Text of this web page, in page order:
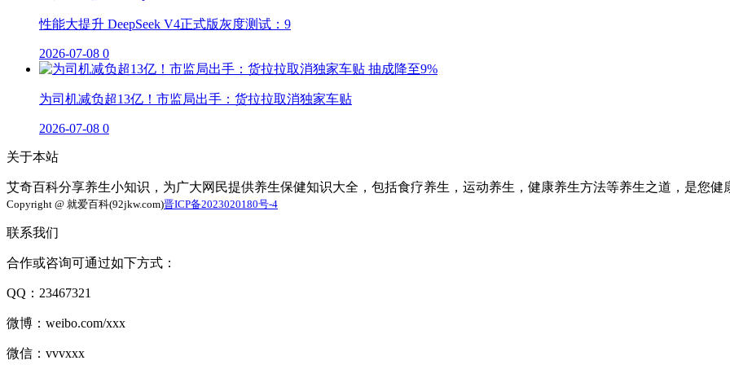
性能大提升 DeepSeek V4正式版灰度测试：9
2026-07-08 0
为司机减负超13亿！市监局出手：货拉拉取消独家车贴
2026-07-08 0
关于本站
艾奇百科分享养生小知识，为广大网民提供养生保健知识大全，包括食疗养生，运动养生，健康养生方法等养生之道，是您健
Copyright @ 就爱百科(92jkw.com)晋ICP备2023020180号-4
联系我们
合作或咨询可通过如下方式：
QQ：23467321
微博：weibo.com/xxx
微信：vvvxxx